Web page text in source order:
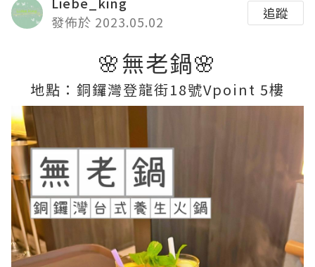
發佈於 2023.05.02
追蹤
🌸無老鍋🌸
地點：銅鑼灣登龍街18號Vpoint 5樓